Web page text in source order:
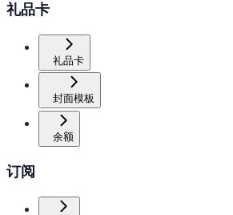
礼品卡
礼品卡
封面模板
余额
订阅